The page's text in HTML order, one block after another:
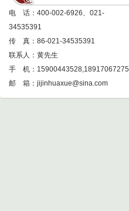
电 话：400-002-6926、021-
34535391
传 真：86-021-34535391
联系人：黄先生
手 机：15900443528,18917067275
邮 箱： jijinhuaxue@sina.com